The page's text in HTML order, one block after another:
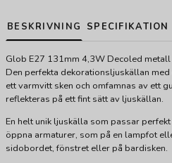
BESKRIVNING SPECIFIKATION
Glob E27 131mm 4,3W Decoled
Den perfekta dekorationsljuskällan
ett varmvitt sken och omfamnas av ett
reflekteras på ett fint sätt av ljuskällan.
En helt unik ljuskälla som passar
öppna armaturer, som på en lampfot
sidobordet, fönstret eller på bardisken.